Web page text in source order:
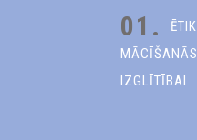
01.
IZGLĪTĪBAI